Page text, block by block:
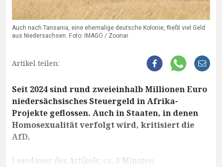
Auch nach Tansania, eine ehemalige deutsche Kolonie, fließt viel Geld
aus Niedersachsen. Foto: IMAGO / Zoonar
Artikel teilen:
Seit 2024 sind rund zweieinhalb Millionen Euro
niedersächsisches Steuergeld in Afrika-
Projekte geflossen. Auch in Staaten, in denen
Homosexualität verfolgt wird, kritisiert die
AfD.
Lesedauer des Artikels: ca. 3 Minuten